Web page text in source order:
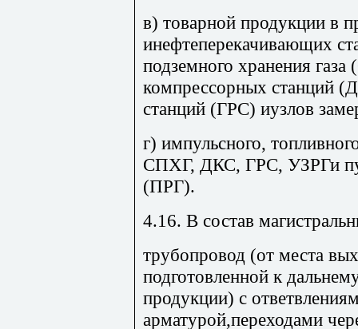
в) товарной продукции в
инефтеперекачивающих
подземного хранения
компрессорных станций
станций (ГРС) иузлов
г) импульсного,
СПХГ, ДКС, ГРС, УЗРГи
(ПРГ).
4.16. В состав
трубопровод (от места
подготовленной к
продукции) с
арматурой,переходами